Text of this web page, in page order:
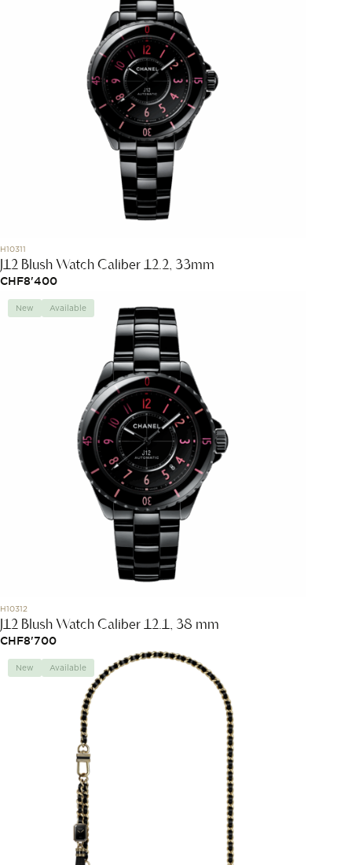
H10311
J12 Blush Watch Caliber 12.2, 33mm
CHF8'400
New Available
H10312
J12 Blush Watch Caliber 12.1, 38 mm
CHF8'700
New Available